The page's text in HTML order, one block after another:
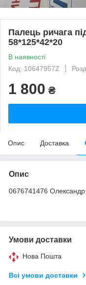
Палець ричага
58*125*42*20
В наявності
Код: 10647957Z
1 800 ₴
Опис Доставка
Опис
0676741476 Олександр
Умови доставки
Нова Пошта
Всі умови доставки